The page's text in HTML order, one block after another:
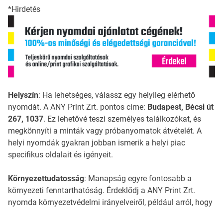
*Hirdetés
Helyszín: Ha lehetséges, válassz egy helyileg elérhető
nyomdát. A ANY Print Zrt. pontos címe: Budapest, Bécsi út
267, 1037. Ez lehetővé teszi személyes találkozókat, és
megkönnyíti a minták vagy próbanyomatok átvételét. A
helyi nyomdák gyakran jobban ismerik a helyi piac
specifikus oldalait és igényeit.
Környezettudatosság: Manapság egyre fontosabb a
környezeti fenntarthatóság. Érdeklődj a ANY Print Zrt.
nyomda környezetvédelmi irányelveiről, például arról, hogy